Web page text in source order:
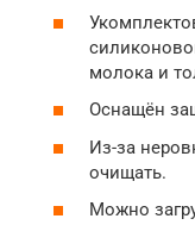
молока и
Оснащён
Из-за
очищать.
Можно